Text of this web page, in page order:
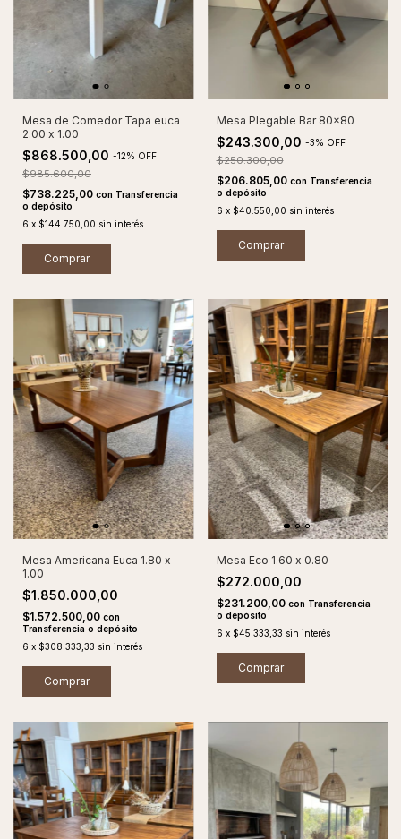
Mesa de Comedor Tapa euca
2.00 x 1.00
$868.500,00 -12% OFF
$985.600,00
$738.225,00 con Transferencia
o depósito
6 x $144.750,00 sin interés
Mesa Plegable Bar 80x80
$243.300,00 -3% OFF
$250.300,00
$206.805,00 con Transferencia
o depósito
6 x $40.550,00 sin interés
Mesa Americana Euca 1.80 x
1.00
$1.850.000,00
$1.572.500,00 con
Transferencia o depósito
6 x $308.333,33 sin interés
Mesa Eco 1.60 x 0.80
$272.000,00
$231.200,00 con Transferencia
o depósito
6 x $45.333,33 sin interés